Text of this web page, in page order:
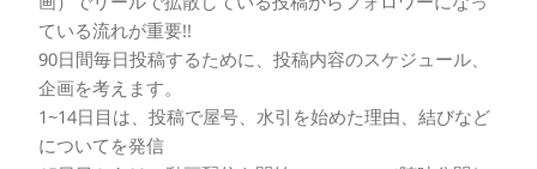
ている流れが重要!!
90日間毎日投稿するために、投稿内容のスケジュール、
企画を考えます。
1~14日目は、投稿で屋号、水引を始めた理由、結びなど
についてを発信